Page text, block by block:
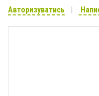
Авторизуватись